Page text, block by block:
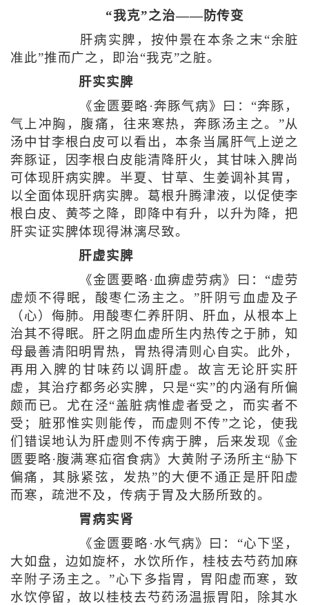
“我克”之治——防传变
肝病实脾，按仲景在本条之末“余脏
准此”推而广之，即治“我克”之脏。
肝实实脾
《金匮要略·奔豚气病》曰：“奔豚，
气上冲胸，腹痛，往来寒热，奔豚汤主之。”从
汤中甘李根白皮可以看出，本条当属肝气上逆之
奔豚证，因李根白皮能清降肝火，其甘味入脾尚
可体现肝病实脾。半夏、甘草、生姜调补其胃，
以全面体现肝病实脾。葛根升腾津液，以促使李
根白皮、黄芩之降，即降中有升，以升为降，把
肝实证实脾体现得淋漓尽致。
肝虚实脾
《金匮要略·血痹虚劳病》曰：“虚劳
虚烦不得眠，酸枣仁汤主之。”肝阴亏血虚及子
（心）侮肺。用酸枣仁养肝阴、肝血，从根本上
治其不得眠。肝之阴血虚所生内热传之于肺，知
母最善清阳明胃热，胃热得清则心自实。此外，
再用入脾的甘味药以调肝虚。故言无论肝实肝
虚，其治疗都务必实脾，只是“实”的内涵有所偏
颇而已。尤在泾“盖脏病惟虚者受之，而实者不
受；脏邪惟实则能传，而虚则不传”之论，使我
们错误地认为肝虚则不传病于脾，后来发现《金
匮要略·腹满寒疝宿食病》大黄附子汤所主“胁下
偏痛，其脉紧弦，发热”的大便不通正是肝阳虚
而寒，疏泄不及，传病于胃及大肠所致的。
胃病实肾
《金匮要略·水气病》曰：“心下坚，
大如盘，边如旋杯，水饮所作，桂枝去芍药加麻
辛附子汤主之。”心下多指胃，胃阳虚而寒，致
水饮停留，故以桂枝去芍药汤温振胃阳，除其水